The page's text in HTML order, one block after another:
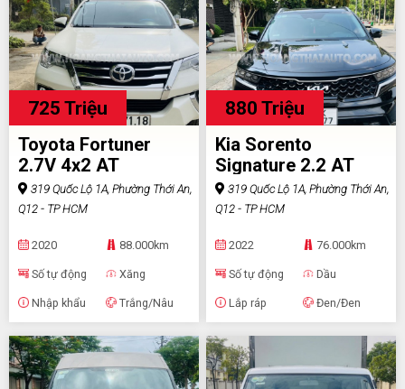
725 Triệu
Toyota Fortuner
2.7V 4x2 AT
319 Quốc Lộ 1A, Phường Thới An,
Q12 - TP HCM
2020 88.000km
Số tự động Xăng
Nhập khẩu Trắng/Nâu
880 Triệu
Kia Sorento
Signature 2.2 AT
AWD
319 Quốc Lộ 1A, Phường Thới An,
Q12 - TP HCM
2022 76.000km
Số tự động Dầu
Lắp ráp Đen/Đen